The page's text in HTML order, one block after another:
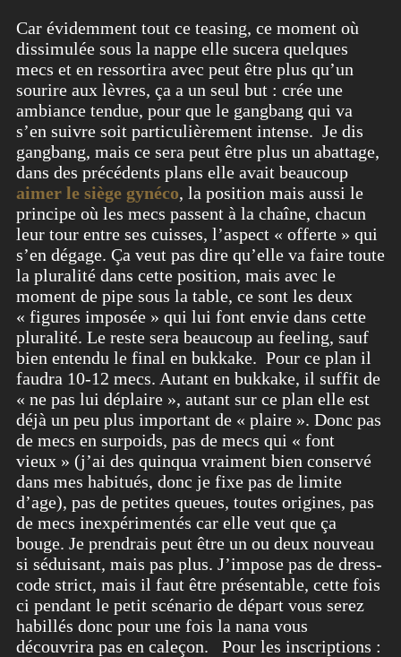
Car évidemment tout ce teasing, ce moment où
dissimulée sous la nappe elle sucera quelques
mecs et en ressortira avec peut être plus qu’un
sourire aux lèvres, ça a un seul but : crée une
ambiance tendue, pour que le gangbang qui va
s’en suivre soit particulièrement intense. Je dis
gangbang, mais ce sera peut être plus un abattage,
dans des précédents plans elle avait beaucoup
aimer le siège gynéco, la position mais aussi le
principe où les mecs passent à la chaîne, chacun
leur tour entre ses cuisses, l’aspect « offerte » qui
s’en dégage. Ça veut pas dire qu’elle va faire toute
la pluralité dans cette position, mais avec le
moment de pipe sous la table, ce sont les deux
« figures imposée » qui lui font envie dans cette
pluralité. Le reste sera beaucoup au feeling, sauf
bien entendu le final en bukkake. Pour ce plan il
faudra 10-12 mecs. Autant en bukkake, il suffit de
« ne pas lui déplaire », autant sur ce plan elle est
déjà un peu plus important de « plaire ». Donc pas
de mecs en surpoids, pas de mecs qui « font
vieux » (j’ai des quinqua vraiment bien conservé
dans mes habitués, donc je fixe pas de limite
d’age), pas de petites queues, toutes origines, pas
de mecs inexpérimentés car elle veut que ça
bouge. Je prendrais peut être un ou deux nouveau
si séduisant, mais pas plus. J’impose pas de dress-
code strict, mais il faut être présentable, cette fois
ci pendant le petit scénario de départ vous serez
habillés donc pour une fois la nana vous
découvrira pas en caleçon. Pour les inscriptions :